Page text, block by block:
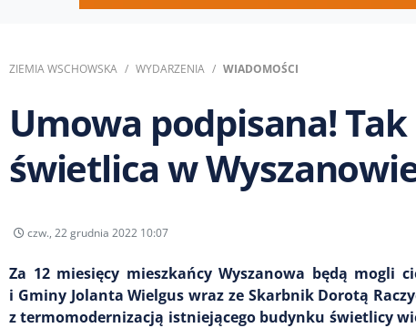
ZIEMIA WSCHOWSKA WYDARZENIA WIADOMOŚCI
Umowa podpisana!
świetlica w
czw., 22 grudnia 2022 10:07
Za 12 miesięcy mieszkańcy Wyszanowa będą mogli
i Gminy Jolanta Wielgus wraz ze Skarbnik Dorotą
z termomodernizacją istniejącego budynku świetlicy